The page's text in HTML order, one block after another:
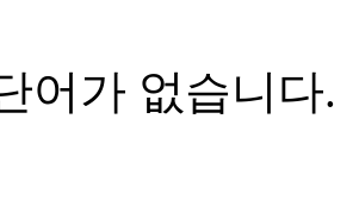
어가 없습니다.